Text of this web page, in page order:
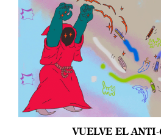
VUELVE EL ANTI-